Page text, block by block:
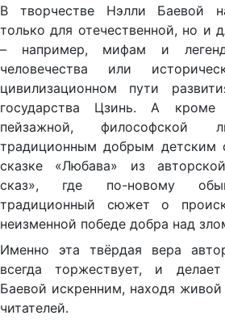
В творчестве Нэлли Баевой
только для отечественной, но и
– например, мифам и
человечества или
цивилизационном пути
государства Цзинь. А
пейзажной,
традиционным добрым детским
сказке «Любава» из
сказ», где по-новому
традиционный сюжет о
неизменной победе добра над
Именно эта твёрдая вера
всегда торжествует, и
Баевой искренним, находя
читателей.